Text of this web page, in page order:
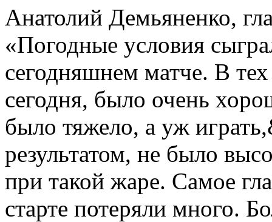
Анатолий Демьяненко,
«Погодные условия
сегодняшнем матче. В
сегодня, было очень
было тяжело, а уж
результатом, не было
при такой жаре. Самое
старте потеряли много.